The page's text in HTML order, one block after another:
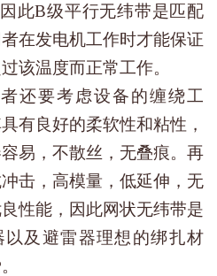
此B级平行无纬带是匹配
在发电机工作时才能保证
该温度而正常工作。
要考虑设备的缠绕工
有良好的柔软性和粘性，
易，不散丝，无叠痕。再
击，高模量，低延伸，无
性能，因此网状无纬带是
及避雷器理想的绑扎材